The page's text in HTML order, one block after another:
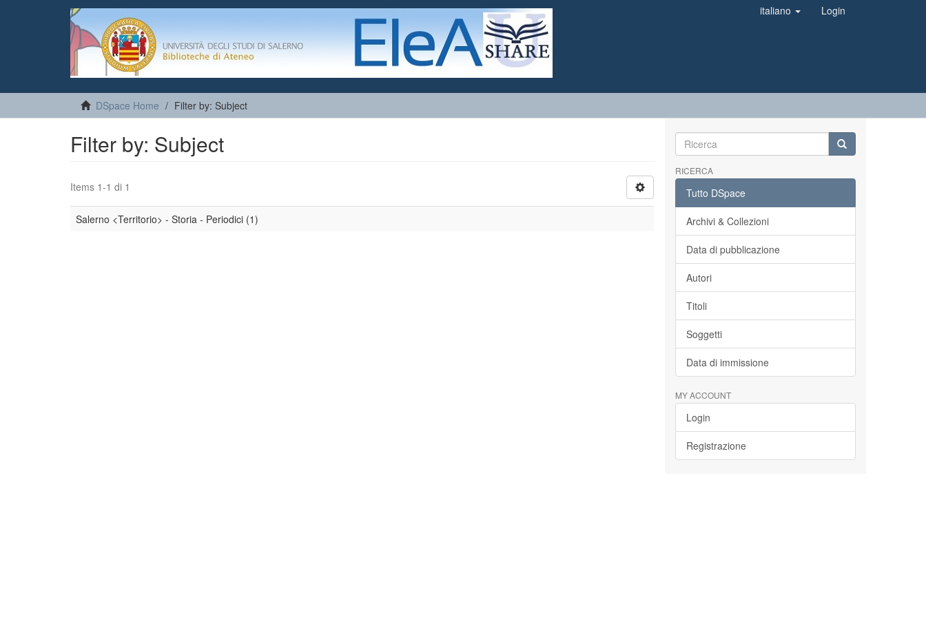
italiano Login
DSpace Home Filter by: Subject
Filter by: Subject
Items 1-1 di 1
Salerno <Territorio> - Storia - Periodici (1)
RICERCA
Tutto DSpace
Archivi & Collezioni
Data di pubblicazione
Autori
Titoli
Soggetti
Data di immissione
MY ACCOUNT
Login
Registrazione